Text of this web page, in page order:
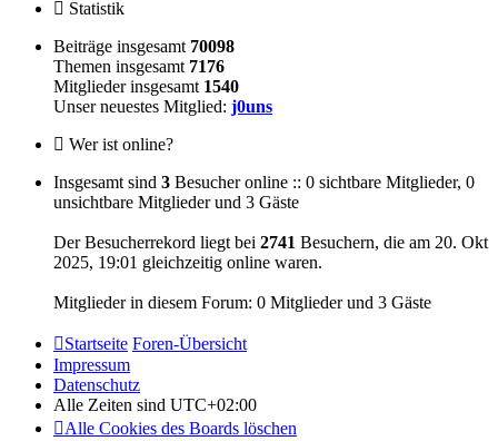
Statistik
Beiträge insgesamt 70098
Themen insgesamt 7176
Mitglieder insgesamt 1540
Unser neuestes Mitglied: j0uns
Wer ist online?
Insgesamt sind 3 Besucher online :: 0 sichtbare Mitglieder, 0
unsichtbare Mitglieder und 3 Gäste
Der Besucherrekord liegt bei 2741 Besuchern, die am 20. Okt
2025, 19:01 gleichzeitig online waren.
Mitglieder in diesem Forum: 0 Mitglieder und 3 Gäste
Startseite Foren-Übersicht
Impressum
Datenschutz
Alle Zeiten sind UTC+02:00
Alle Cookies des Boards löschen